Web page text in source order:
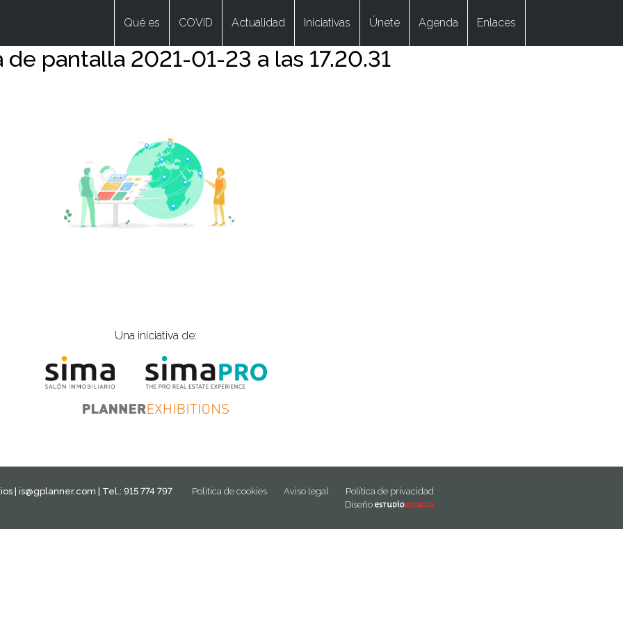
Qué es COVID Actualidad Iniciativas Únete Agenda Enlaces
de pantalla 2021-01-23 a las 17.20.31
Una iniciativa de:
| is@gplanner.com | Tel.: 915 774 797 Política de cookies Aviso legal
Política de privacidad
Diseño